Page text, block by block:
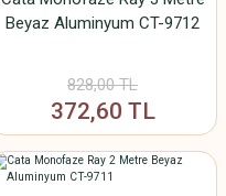
Beyaz Aluminyum CT-9712
828,00 TL
372,60 TL